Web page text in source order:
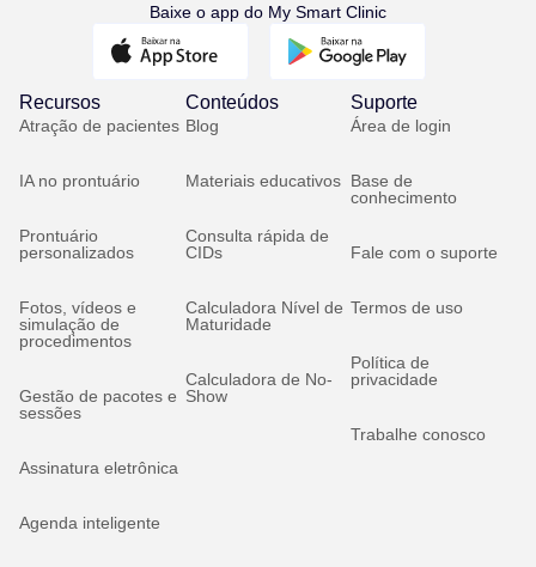
Baixe o app do My Smart Clinic
Recursos
Atração de pacientes
IA no prontuário
Prontuário
personalizados
Fotos, vídeos e
simulação de
procedimentos
Gestão de pacotes e
sessões
Assinatura eletrônica
Agenda inteligente
Conteúdos
Blog
Materiais educativos
Consulta rápida de
CIDs
Calculadora Nível de
Maturidade
Calculadora de No-
Show
Suporte
Área de login
Base de
conhecimento
Fale com o suporte
Termos de uso
Política de
privacidade
Trabalhe conosco